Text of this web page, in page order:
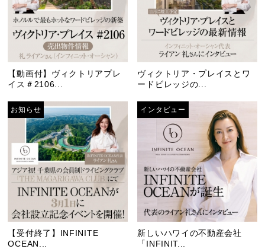
【動画付】ヴィクトリアプレ
イス＃2106...
ヴィクトリア・プレイスとワ
ードビレッジの...
お知らせ
【受付終了】INFINITE
OCEAN...
インタビュー
新しいハワイの不動産会社
「INFINIT...